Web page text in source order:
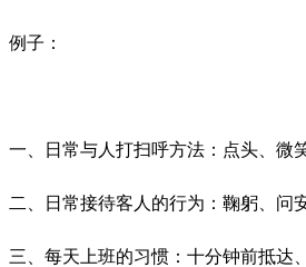
例子：
一、日常与人打扫呼方法：点头、微
二、日常接待客人的行为：鞠躬、问
三、每天上班的习惯：十分钟前抵达